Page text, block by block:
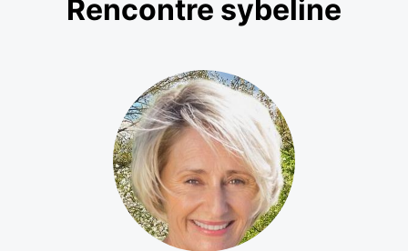
Rencontre sybeline